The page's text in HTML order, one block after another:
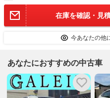
在庫を確認・見
今あなたの他
あなたにおすすめの中古車